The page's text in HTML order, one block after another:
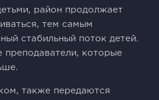
район продолжает
тем самым
стабильный поток детей.
которые
также передаются